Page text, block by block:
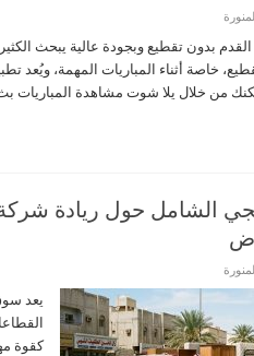
بدون تقطيع وبجودة عالية يبحث
من خلال يلا شوت مشاهدة
الشامل حول ريادة
يعد
كقوة